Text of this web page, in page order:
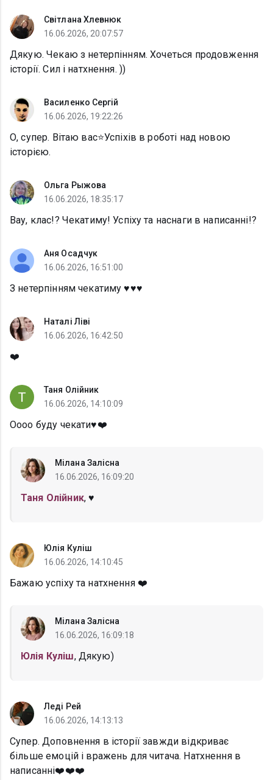
Світлана Хлевнюк
16.06.2026, 20:07:57
Дякую. Чекаю з нетерпінням. Хочеться продовження
історії. Сил і натхнення. ))
Василенко Сергій
16.06.2026, 19:22:26
О, супер. Вітаю вас⭐Успіхів в роботі над новою
історією.
Ольга Рыжова
16.06.2026, 18:35:17
Вау, клас!? Чекатиму! Успіху та наснаги в написанні!?
Аня Осадчук
16.06.2026, 16:51:00
З нетерпінням чекатиму ♥️♥️♥️
Наталі Ліві
16.06.2026, 16:42:50
❤️
Таня Олійник
16.06.2026, 14:10:09
Оооо буду чекати♥️❤️
Мілана Залісна
16.06.2026, 16:09:20
Таня Олійник, ♥️
Юлія Куліш
16.06.2026, 14:10:45
Бажаю успіху та натхнення ❤️
Мілана Залісна
16.06.2026, 16:09:18
Юлія Куліш, Дякую)
Леді Рей
16.06.2026, 14:13:13
Супер. Доповнення в історії завжди відкриває
більше емоцій і вражень для читача. Натхнення в
написанні❤️❤️❤️